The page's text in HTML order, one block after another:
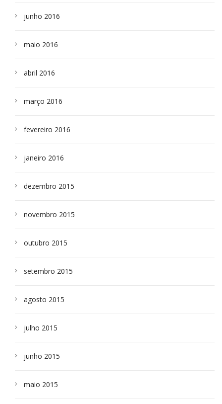
junho 2016
maio 2016
abril 2016
março 2016
fevereiro 2016
janeiro 2016
dezembro 2015
novembro 2015
outubro 2015
setembro 2015
agosto 2015
julho 2015
junho 2015
maio 2015